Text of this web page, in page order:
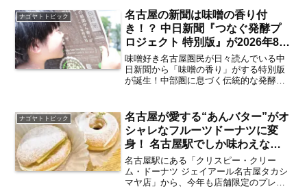
ン」たちが待つ名鉄の駅を巡ると、すて
きな特典が...
ナゴヤトトピック
名古屋の新聞は味噌の香り付
き！？ 中日新聞『つなぐ発酵プ
ロジェクト 特別版』が2026年8月
5日に中日ビル・中部国際空港セ
ントレアにて数量限定で無料配
布 入手方法は？【栄・中部国際
味噌好き名古屋圏民が日々読んでいる中
日新聞から「味噌の香り」がする特別版
が誕生！中部圏に息づく伝統的な発酵食
ェクト」の始動を記念し、ほのかに味噌
の香りが漂う新聞『つなぐ...
ナゴヤトトピック
名古屋が愛する“あんバター”がオ
シャレなフルーツドーナツに変
身！ 名古屋駅でしか味わえない
「クリスピー・クリーム・プレミ
アム 名古屋」を最速実食レポー
ト！【名古屋駅】
名古屋駅にある「クリスピー・クリー
ム・ドーナツ ジェイアール名古屋タカシ
マヤ店」から、今年も店舗限定のプレミ